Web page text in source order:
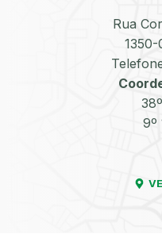
Rua
1350-
9º
Equilibragem das
Rodas